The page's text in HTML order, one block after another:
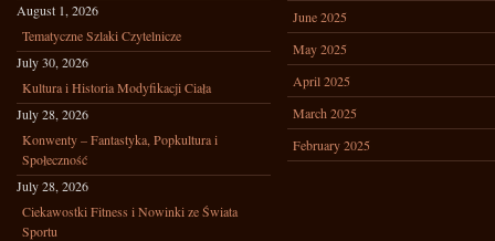
August 1, 2026
Tematyczne Szlaki Czytelnicze
July 30, 2026
Kultura i Historia Modyfikacji Ciała
July 28, 2026
Konwenty – Fantastyka, Popkultura i
Społeczność
July 28, 2026
Ciekawostki Fitness i Nowinki ze Świata
Sportu
June 2025
May 2025
April 2025
March 2025
February 2025